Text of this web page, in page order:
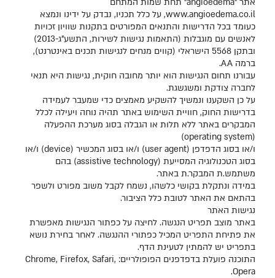
www.angioedema.co.il, על כלל תכניו, נבדק על ידינו ונמצא
כעומד בכל הדרישות והתנאים המפורטים בתקנות שוויון זכויות
לאנשים עם מוגבלות (התאמות נגישות לשירות, התשע"ג-2013)
ובתקן 5568 הישראלי (קווים מנחים לנגישות תכנים באינטרנט),
ברמה AA.
עבורנו תחום הנגישות הוא יותר מחובה חוקית, נגישות היא תנאי
לחברה צודקת ומשגשגת.
על כן השקענו ונמשיך להשקיע מאמצים כדי שמעבר לעמידה
בדרישות החוק, חוויית השימוש באתר תהיה נוחה ויעילה לכלל
המבקרים באתר ללא תלות או הגבלה בסוג מערכת ההפעלה
(operating system)
ו/או בסוג הדפדפן (user agent) ו/או בסוג המכשיר (device) ו/או
בסוג הטכנולוגיה המסייעת (assistive technology) בהם
משתמש.ת המבקר.ת באתר.
במידה ונתקלת בקושי כלשהו, נשמח לקבל משוב מפורט ולשפר
בהתאם את האתר לטובת כלל הציבור.
נגישות האתר
באתר מוצב תפריט הנגשה. לחיצה על כפתור הנגישות מאפשרת
את פתיחת התפריט המכיל כפתורי ההנגשה. לאחר בחירת נושא
בתפריט יש להמתין לטעינת הדף.
התוכנה פועלת בדפדפנים הפופולריים: Chrome, Firefox, Safari,
Opera.